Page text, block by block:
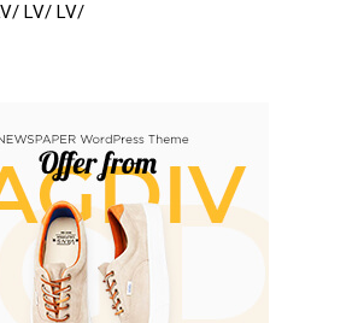
LV/ LV/